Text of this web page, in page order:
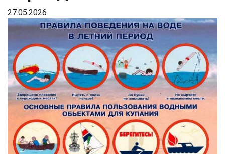
27.05.2026